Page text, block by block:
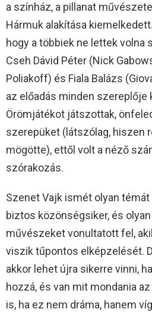
a színház, a pillanat
Hármuk alakítása
hogy a többiek ne lettek volna
Cseh Dávid Péter (Nick
Poliakoff) és Fiala Balázs
az előadás minden szereplője
Örömjátékot játszottak,
szerepüket (látszólag, hiszen
mögötte), ettől volt a néző
szórakozás.
Szenet Vajk ismét olyan
biztos közönségsiker, és
művészeket vonultatott fel,
viszik tűpontos elképzelését.
akkor lehet újra sikerre vinni,
hozzá, és van mit mondania
is, ha ez nem dráma, hanem